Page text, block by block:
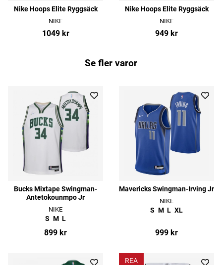
Nike Hoops Elite Ryggsäck
NIKE
1049 kr
Nike Hoops Elite Ryggsäck
NIKE
949 kr
Se fler varor
Bucks Mixtape Swingman-
Antetokounmpo Jr
NIKE
S M L
899 kr
Mavericks Swingman-Irving Jr
NIKE
S M L XL
999 kr
REA